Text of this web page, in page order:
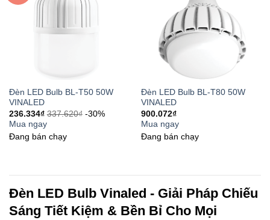
Đèn LED Bulb BL-T50 50W
VINALED
236.334₫ 337.620₫ -30%
Mua ngay
Đang bán chạy
Đèn LED Bulb BL-T80 50W
VINALED
900.072₫
Mua ngay
Đang bán chạy
Đèn LED Bulb Vinaled - Giải Pháp Chiếu
Sáng Tiết Kiệm & Bền Bỉ Cho Mọi